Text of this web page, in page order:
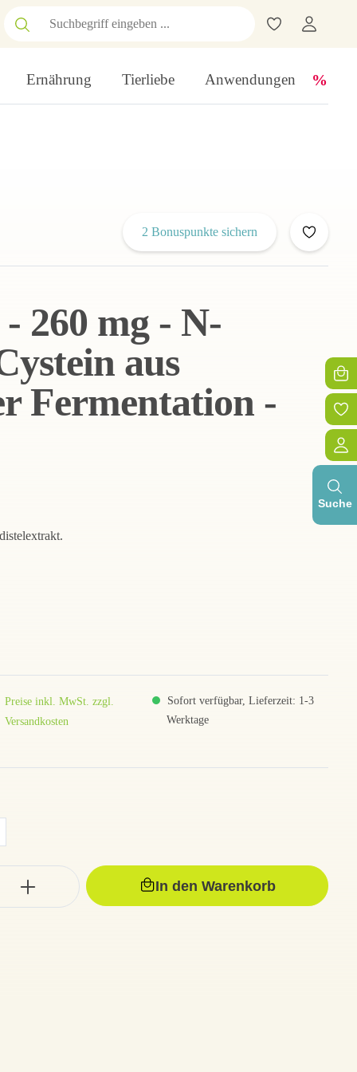
Suche
Ernährung Tierliebe Anwendungen
2 Bonuspunkte sichern
260 mg - N-
aus
Fermentation -
Preise inkl. MwSt. zzgl.
Versandkosten
Sofort verfügbar, Lieferzeit: 1-3
Werktage
In den Warenkorb